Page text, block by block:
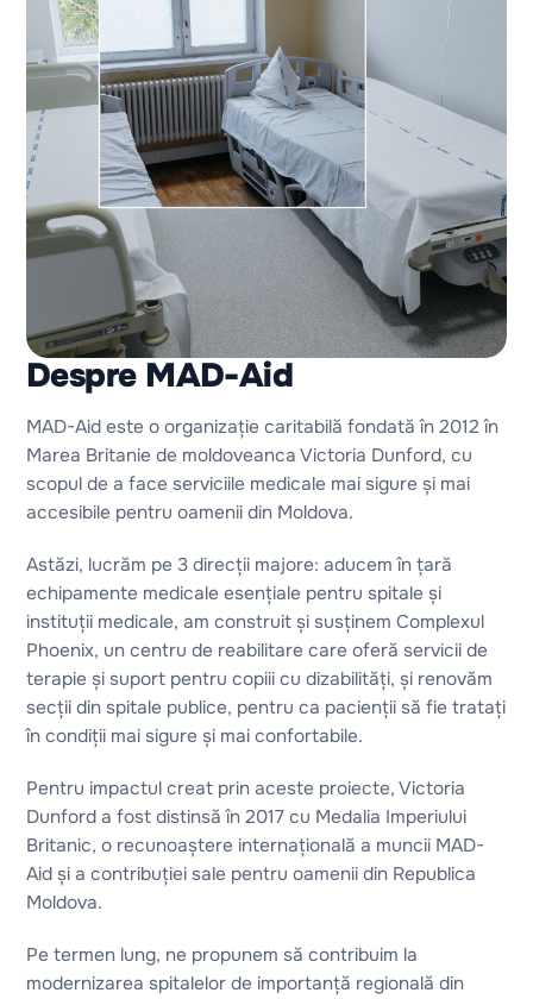
Despre MAD-Aid
MAD-Aid este o organizație caritabilă fondată în 2012 în
Marea Britanie de moldoveanca Victoria Dunford, cu
scopul de a face serviciile medicale mai sigure și mai
accesibile pentru oamenii din Moldova.
Astăzi, lucrăm pe 3 direcții majore: aducem în țară
echipamente medicale esențiale pentru spitale și
instituții medicale, am construit și susținem Complexul
Phoenix, un centru de reabilitare care oferă servicii de
terapie și suport pentru copiii cu dizabilități, și renovăm
secții din spitale publice, pentru ca pacienții să fie tratați
în condiții mai sigure și mai confortabile.
Pentru impactul creat prin aceste proiecte, Victoria
Dunford a fost distinsă în 2017 cu Medalia Imperiului
Britanic, o recunoaștere internațională a muncii MAD-
Aid și a contribuției sale pentru oamenii din Republica
Moldova.
Pe termen lung, ne propunem să contribuim la
modernizarea spitalelor de importanță regională din